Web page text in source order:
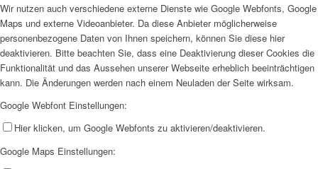
Wir nutzen auch verschiedene externe Dienste wie Google Webfonts, Google
Maps und externe Videoanbieter. Da diese Anbieter möglicherweise
personenbezogene Daten von Ihnen speichern, können Sie diese hier
deaktivieren. Bitte beachten Sie, dass eine Deaktivierung dieser Cookies die
Funktionalität und das Aussehen unserer Webseite erheblich beeinträchtigen
kann. Die Änderungen werden nach einem Neuladen der Seite wirksam.
Google Webfont Einstellungen:
Hier klicken, um Google Webfonts zu aktivieren/deaktivieren.
Google Maps Einstellungen: